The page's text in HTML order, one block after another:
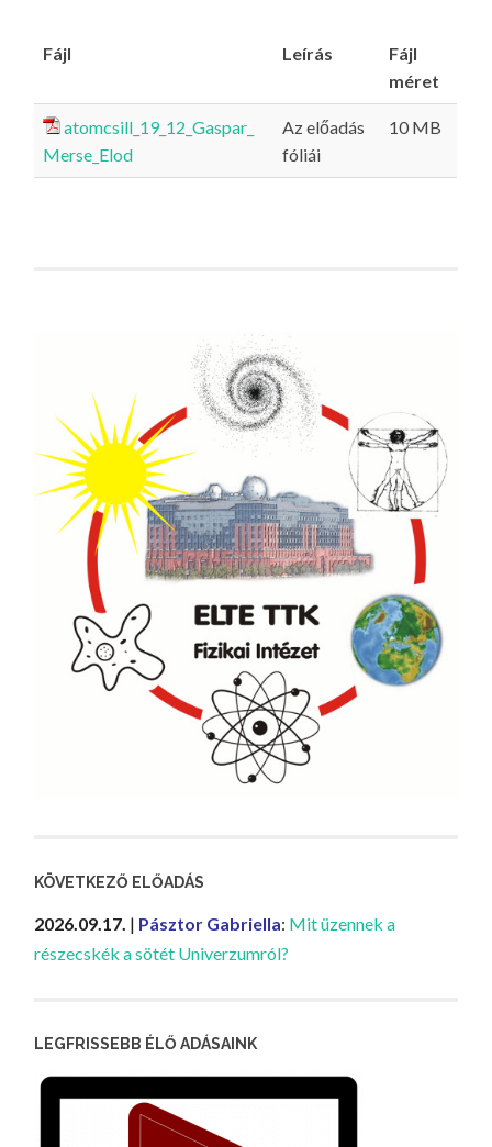
Fájl Leírás
Fájl
méret
atomcsill_19_12_Gaspar_
Merse_Elod
Az előadás
fóliái
10 MB
KÖVETKEZŐ ELŐADÁS
2026.09.17. | Pásztor Gabriella: Mit üzennek a
részecskék a sötét Univerzumról?
LEGFRISSEBB ÉLŐ ADÁSAINK